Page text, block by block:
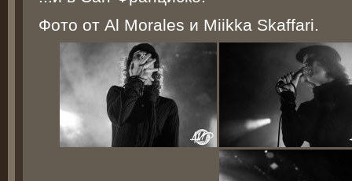
Фото от Al Morales и Miikka Skaffari.